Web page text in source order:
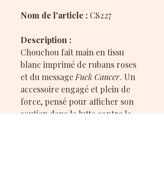
Nom de l'article : CS227
Description :
Chouchou fait main en tissu
blanc imprimé de rubans roses
et du message Fuck Cancer. Un
accessoire engagé et plein de
force, pensé pour afficher son
soutien dans la lutte contre le